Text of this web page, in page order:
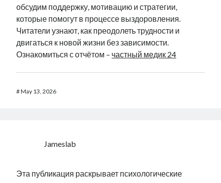
обсудим поддержку, мотивацию и стратегии,
которые помогут в процессе выздоровления.
Читатели узнают, как преодолеть трудности и
двигаться к новой жизни без зависимости.
Ознакомиться с отчётом – частный медик 24
#May 13, 2026
Jameslab
Эта публикация раскрывает психологические